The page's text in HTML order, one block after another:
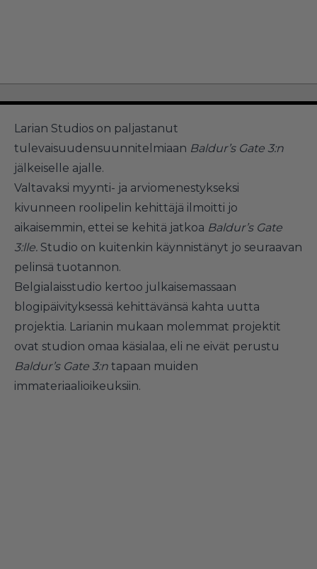
Larian Studios on paljastanut
tulevaisuudensuunnitelmiaan Baldur’s Gate 3:n
jälkeiselle ajalle.
Valtavaksi myynti- ja arviomenestykseksi
kivunneen roolipelin kehittäjä ilmoitti jo
aikaisemmin, ettei se kehitä jatkoa Baldur’s Gate
3:lle. Studio on kuitenkin käynnistänyt jo seuraavan
pelinsä tuotannon.
Belgialaisstudio kertoo julkaisemassaan
blogipäivityksessä kehittävänsä kahta uutta
projektia. Larianin mukaan molemmat projektit
ovat studion omaa käsialaa, eli ne eivät perustu
Baldur’s Gate 3:n tapaan muiden
immateriaalioikeuksiin.